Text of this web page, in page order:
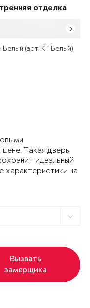
отделка
Белый (арт. КТ Белый)
Такая дверь
идеальный
характеристики на
Вызвать
замерщика